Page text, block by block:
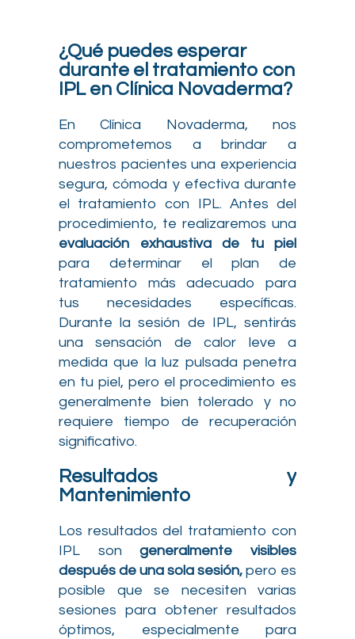
¿Qué puedes esperar
durante el tratamiento con
IPL en Clínica Novaderma?
En Clínica Novaderma, nos
comprometemos a brindar a
nuestros pacientes una experiencia
segura, cómoda y efectiva durante
el tratamiento con IPL. Antes del
procedimiento, te realizaremos una
evaluación exhaustiva de tu piel
para determinar el plan de
tratamiento más adecuado para
tus necesidades específicas.
Durante la sesión de IPL, sentirás
una sensación de calor leve a
medida que la luz pulsada penetra
en tu piel, pero el procedimiento es
generalmente bien tolerado y no
requiere tiempo de recuperación
significativo.
Resultados y
Mantenimiento
Los resultados del tratamiento con
IPL songeneralmente visibles
después de una sola sesión, pero es
posible que se necesiten varias
sesiones para obtener resultados
óptimos, especialmente para